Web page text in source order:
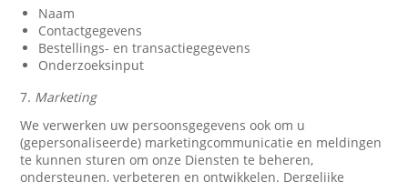
Naam
Contactgegevens
Bestellings- en transactiegegevens
Onderzoeksinput
7. Marketing
We verwerken uw persoonsgegevens ook om u
(gepersonaliseerde) marketingcommunicatie en meldingen
te kunnen sturen om onze Diensten te beheren,
ondersteunen, verbeteren en ontwikkelen. Dergelijke